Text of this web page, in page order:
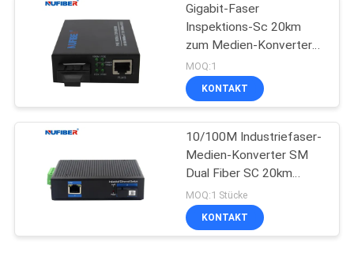
Gigabit-Faser
Inspektions-Sc 20km
zum Medien-Konverter
UTPs 30W POE für
Überwachungskamera
MOQ:1
KONTAKT
10/100M Industriefaser-
Medien-Konverter SM
Dual Fiber SC 20km
1310nm mit Din-Rail
Mount für harte
Außenanwendungen
MOQ:1 Stücke
KONTAKT